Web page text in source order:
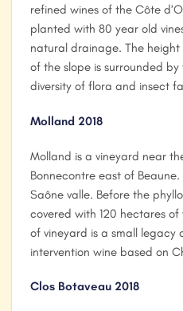
refined wines of the Côte
planted with 80 year old
natural drainage. The
of the slope is surrounded
diversity of flora and insect
Molland 2018
Molland is a vineyard near
Bonnecontre east of
Saône valle. Before the
covered with 120 hectares
of vineyard is a small legacy
intervention wine based on
Clos Botaveau 2018